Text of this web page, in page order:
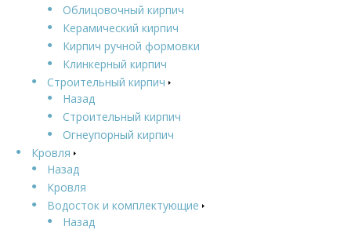
Облицовочный кирпич
Керамический кирпич
Кирпич ручной формовки
Клинкерный кирпич
Строительный кирпич
Назад
Строительный кирпич
Огнеупорный кирпич
Кровля
Назад
Кровля
Водосток и комплектующие
Назад